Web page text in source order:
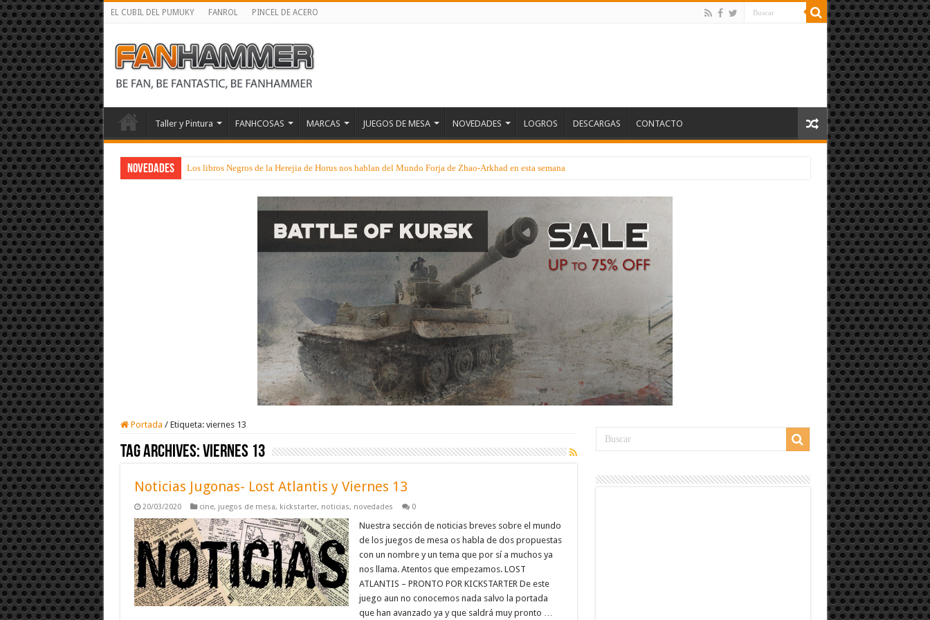
EL CUBIL DEL PUMUKY FANROL PINCEL DE ACERO
Taller y Pintura FANHCOSAS MARCAS JUEGOS DE MESA NOVEDADES LOGROS DESCARGAS CONTACTO
NOVEDADES Rumores sobre dos juegos de especialista muy esperados que suenan nuevamente fuerte como lanzamientos
Portada / Etiqueta: viernes 13
Tag Archives:viernes 13
Noticias Jugonas- Lost Atlantis y Viernes 13
20/03/2020 cine, juegos de mesa, kickstarter, noticias, novedades 0
Nuestra sección de noticias breves sobre el mundo
de los juegos de mesa os habla de dos propuestas
con un nombre y un tema que por sí a muchos ya
nos llama. Atentos que empezamos. LOST
ATLANTIS – PRONTO POR KICKSTARTER De este
juego aun no conocemos nada salvo la portada
que han avanzado ya y que saldrá muy pronto …